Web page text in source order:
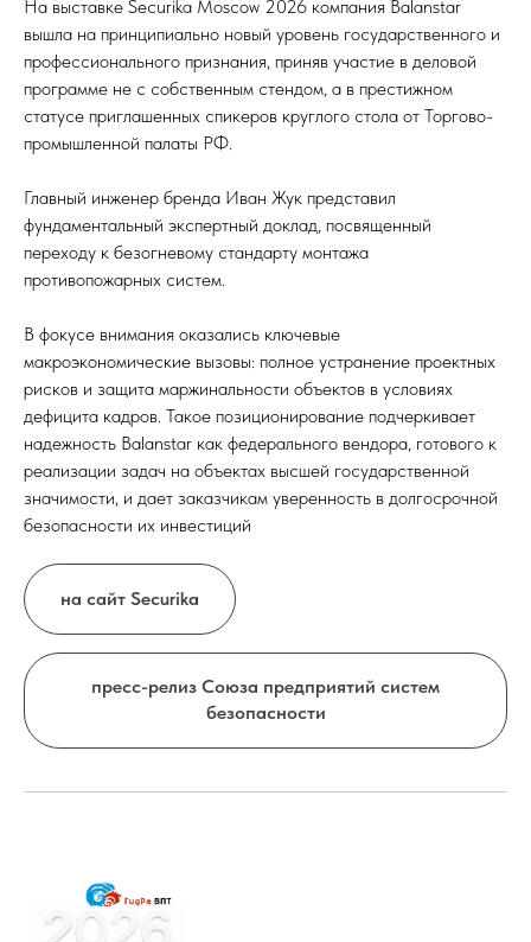
На выставке Securika Moscow 2026 компания Balanstar
вышла на принципиально новый уровень государственного и
профессионального признания, приняв участие в деловой
программе не с собственным стендом, а в престижном
статусе приглашенных спикеров круглого стола от Торгово-
промышленной палаты РФ.
Главный инженер бренда Иван Жук представил
фундаментальный экспертный доклад, посвященный
переходу к безогневому стандарту монтажа
противопожарных систем.
В фокусе внимания оказались ключевые
макроэкономические вызовы: полное устранение проектных
рисков и защита маржинальности объектов в условиях
дефицита кадров. Такое позиционирование подчеркивает
надежность Balanstar как федерального вендора, готового к
реализации задач на объектах высшей государственной
значимости, и дает заказчикам уверенность в долгосрочной
безопасности их инвестиций
на сайт Securika
пресс-релиз Союза предприятий систем
безопасности